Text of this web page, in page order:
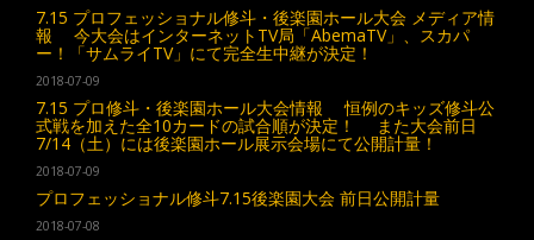
7.15 プロフェッショナル修斗・後楽園ホール大会 メディア情
報 今大会はインターネットTV局「AbemaTV」、スカパ
ー！「サムライTV」にて完全生中継が決定！
2018-07-09
7.15 プロ修斗・後楽園ホール大会情報 恒例のキッズ修斗公
式戦を加えた全10カードの試合順が決定！ また大会前日
7/14（土）には後楽園ホール展示会場にて公開計量！
2018-07-09
プロフェッショナル修斗7.15後楽園大会 前日公開計量
2018-07-08